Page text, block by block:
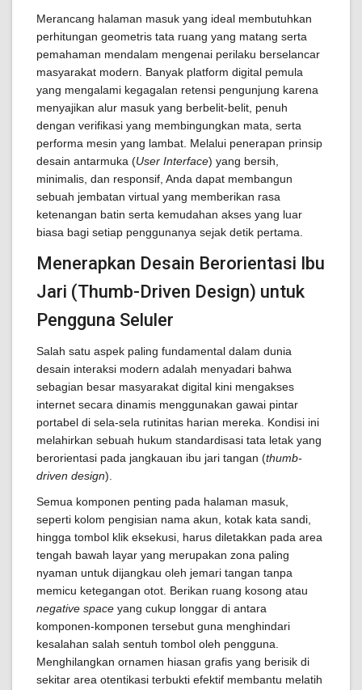
Merancang halaman masuk yang ideal membutuhkan
perhitungan geometris tata ruang yang matang serta
pemahaman mendalam mengenai perilaku berselancar
masyarakat modern. Banyak platform digital pemula
yang mengalami kegagalan retensi pengunjung karena
menyajikan alur masuk yang berbelit-belit, penuh
dengan verifikasi yang membingungkan mata, serta
performa mesin yang lambat. Melalui penerapan prinsip
desain antarmuka (User Interface) yang bersih,
minimalis, dan responsif, Anda dapat membangun
sebuah jembatan virtual yang memberikan rasa
ketenangan batin serta kemudahan akses yang luar
biasa bagi setiap penggunanya sejak detik pertama.
Menerapkan Desain Berorientasi Ibu
Jari (Thumb-Driven Design) untuk
Pengguna Seluler
Salah satu aspek paling fundamental dalam dunia
desain interaksi modern adalah menyadari bahwa
sebagian besar masyarakat digital kini mengakses
internet secara dinamis menggunakan gawai pintar
portabel di sela-sela rutinitas harian mereka. Kondisi ini
melahirkan sebuah hukum standardisasi tata letak yang
berorientasi pada jangkauan ibu jari tangan (thumb-
driven design).
Semua komponen penting pada halaman masuk,
seperti kolom pengisian nama akun, kotak kata sandi,
hingga tombol klik eksekusi, harus diletakkan pada area
tengah bawah layar yang merupakan zona paling
nyaman untuk dijangkau oleh jemari tangan tanpa
memicu ketegangan otot. Berikan ruang kosong atau
negative space yang cukup longgar di antara
komponen-komponen tersebut guna menghindari
kesalahan salah sentuh tombol oleh pengguna.
Menghilangkan ornamen hiasan grafis yang berisik di
sekitar area otentikasi terbukti efektif membantu melatih